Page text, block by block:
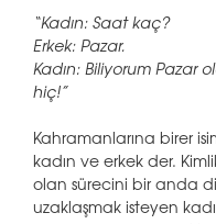
“Kadın: Saat kaç?
Erkek: Pazar.
Kadın: Biliyorum Pazar
hiç!”
Kahramanlarına birer
kadın ve erkek der.
olan sürecini bir anda
uzaklaşmak isteyen